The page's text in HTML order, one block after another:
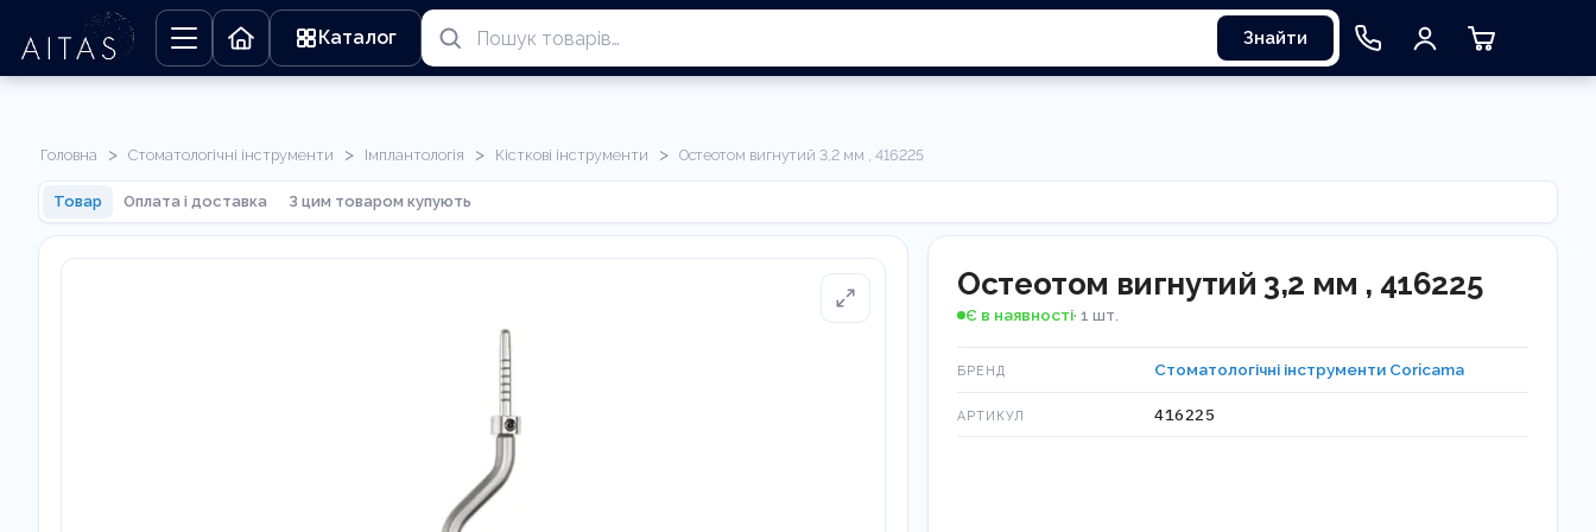
Каталог Знайти
Головна > Стоматологічні інструменти > Імплантологія > Кісткові інструменти > Остеотом вигнутий 3,2 мм , 416225
Товар Оплата і доставка З цим товаром купують
Остеотом вигнутий 3,2 мм , 416225
Є в наявності· 1 шт.
БРЕНД Стоматологічні інструменти Coricama
АРТИКУЛ 416225